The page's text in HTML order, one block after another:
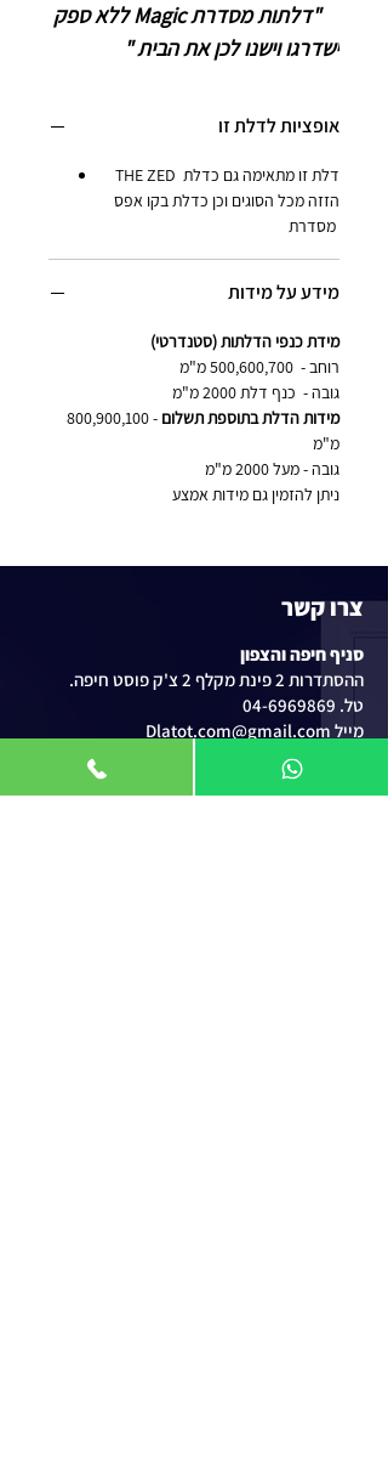
"דלתות מסדרת Magic
ללא ספק
ישדרגו וישנו לכן את הבית "
אופציות לדלת זו
THE ZED דלת זו מתאימה גם כדלת
הזזה מכל הסוגים וכן כדלת בקו אפס
מידע על מידות
מידת כנפי הדלתות (סטנדרטי)
רוחב -  500,600,700 מ"מ
גובה -  כנף דלת 2000 מ"מ
מידות הדלת בתוספת תשלום
מ"מ
גובה - מעל 2000 מ"מ
ניתן להזמין גם מידות אמצע
צרו קשר
סניף חיפה והצפון
ההסתדרות 2 פינת מקלף 2 צ'ק פוסט חיפה.
טל. 04-6969869
מייל Dlatot.com@gmail.com
סניף השרון ומחסן לוגיסטי
גלים 57, מושב מגדים